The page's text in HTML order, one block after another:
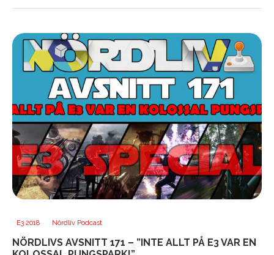
E3 2018 Nördliv Podcast
NÖRDLIVS AVSNITT 171 – ”INTE ALLT PÅ E3 VAR EN